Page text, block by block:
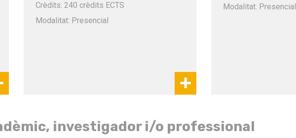
Crèdits: 240 crèdits ECTS
Modalitat: Presencial
Modalitat: Presencial
investigador i/o professional